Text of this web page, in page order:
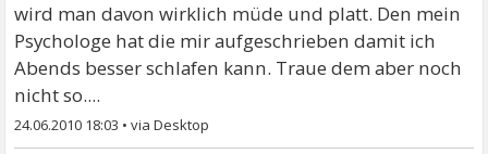
wird man davon wirklich müde und platt. Den mein
Psychologe hat die mir aufgeschrieben damit ich
Abends besser schlafen kann. Traue dem aber noch
nicht so....
24.06.2010 18:03 •